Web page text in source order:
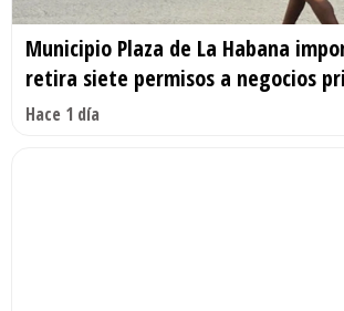
Municipio Plaza de La Habana
retira siete permisos a negocios
Hace 1 día